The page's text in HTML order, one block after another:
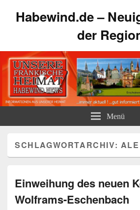
Habewind.de –
der
Menü
SCHLAGWORTARCHIV: ALE
Einweihung des neuen
Wolframs-Eschenbach